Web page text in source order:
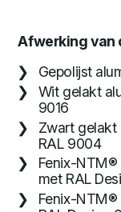
Afwerking van
Gepolijst
Wit gelakt
9016
Zwart gelakt
RAL 9004
Fenix-NTM®
met RAL
Fenix-NTM®